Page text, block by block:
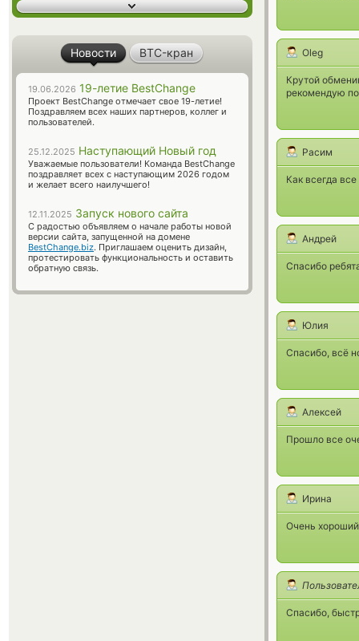
Oleg
Крутой
рекомендую
Расим
Как всегда
Андрей
Спасибо
Юлия
Спасибо, всё
Алексей
Прошло все
Ирина
Очень
Спасибо,
Новости BTC-кран
19.06.2026 19-летие BestChange
Проект BestChange отмечает свое 19-летие!
Поздравляем всех наших партнеров, коллег и
пользователей.
25.12.2025 Наступающий Новый год
Уважаемые пользователи! Команда BestChange
поздравляет всех с наступающим 2026 годом
и желает всего наилучшего!
12.11.2025 Запуск нового сайта
С радостью объявляем о начале работы новой
версии сайта, запущенной на домене
BestChange.biz. Приглашаем оценить дизайн,
протестировать функциональность и оставить
обратную связь.